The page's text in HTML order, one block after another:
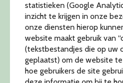
statistieken (Google
inzicht te krijgen in onze
onze diensten hierop
website maakt gebruik van
(tekstbestandjes die op uw
geplaatst) om de website
hoe gebruikers de site